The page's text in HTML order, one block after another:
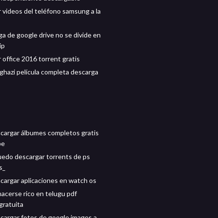
videos del teléfono samsung a la
de google drive no se divide en
office 2016 torrent gratis
película completa descarga
álbumes completos gratis
descargar torrents de ps
aplicaciones en watch os
rico en telugu pdf